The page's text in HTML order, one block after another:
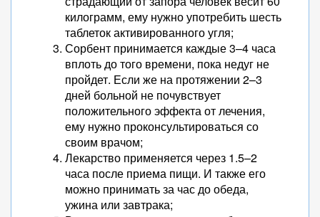
килограмм, ему нужно употребить шесть
таблеток активированного угля;
Сорбент принимается каждые 3–4 часа
вплоть до того времени, пока недуг не
пройдет. Если же на протяжении 2–3
дней больной не почувствует
положительного эффекта от лечения,
ему нужно проконсультироваться со
своим врачом;
Лекарство применяется через 1.5–2
часа после приема пищи. И также его
можно принимать за час до обеда,
ужина или завтрака;